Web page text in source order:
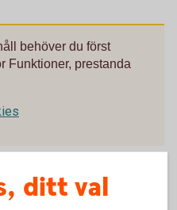
behöver du först
Funktioner, prestanda
ditt val